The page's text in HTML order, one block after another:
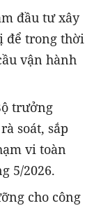
đầu tư xây
để trong thời
vận hành
trưởng
rà soát, sắp
vi toàn
5/2026.
cho công